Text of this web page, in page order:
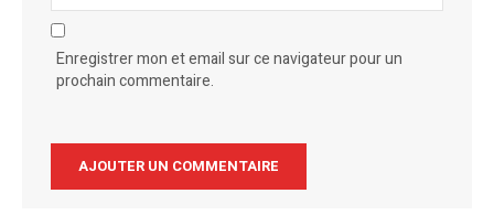
Enregistrer mon et email sur ce navigateur pour un
prochain commentaire.